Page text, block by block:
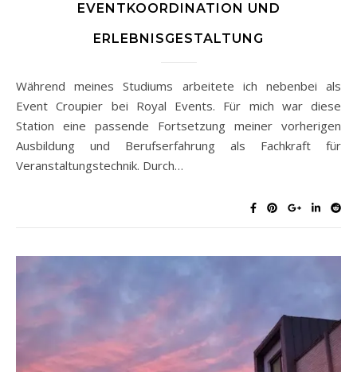
EVENTKOORDINATION UND
ERLEBNISGESTALTUNG
Während meines Studiums arbeitete ich nebenbei als
Event Croupier bei Royal Events. Für mich war diese
Station eine passende Fortsetzung meiner vorherigen
Ausbildung und Berufserfahrung als Fachkraft für
Veranstaltungstechnik. Durch…